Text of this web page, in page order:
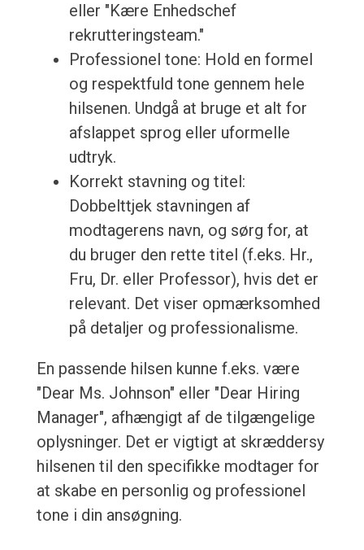
eller "Kære Enhedschef
rekrutteringsteam."
Professionel tone: Hold en formel
og respektfuld tone gennem hele
hilsenen. Undgå at bruge et alt for
afslappet sprog eller uformelle
udtryk.
Korrekt stavning og titel:
Dobbelttjek stavningen af
modtagerens navn, og sørg for, at
du bruger den rette titel (f.eks. Hr.,
Fru, Dr. eller Professor), hvis det er
relevant. Det viser opmærksomhed
på detaljer og professionalisme.
En passende hilsen kunne f.eks. være
"Dear Ms. Johnson" eller "Dear Hiring
Manager", afhængigt af de tilgængelige
oplysninger. Det er vigtigt at skræddersy
hilsenen til den specifikke modtager for
at skabe en personlig og professionel
tone i din ansøgning.